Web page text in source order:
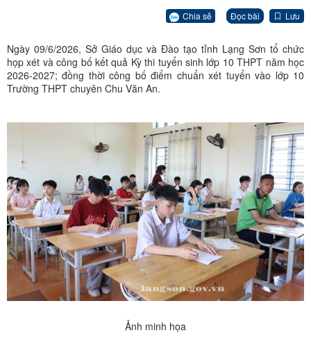
Chia sẻ Đọc bài Lưu
Ngày 09/6/2026, Sở Giáo dục và Đào tạo tỉnh Lạng Sơn tổ chức
họp xét và công bố kết quả Kỳ thi tuyển sinh lớp 10 THPT năm học
2026-2027; đồng thời công bố điểm chuẩn xét tuyển vào lớp 10
Trường THPT chuyên Chu Văn An.
Ảnh minh họa